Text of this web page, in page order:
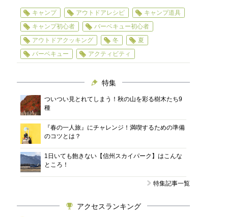
キャンプ アウトドアレシピ
キャンプ道具
キャンプ初心者
バーベキュー初心者
アウトドアクッキング
冬
夏
バーベキュー
アクティビティ
特集
ついつい見とれてしまう！秋の山を彩る樹木たち9
種
『春の一人旅』にチャレンジ！満喫するための準備
のコツとは？
1日いても飽きない【信州スカイパーク】はこんな
ところ！
特集記事一覧
アクセスランキング